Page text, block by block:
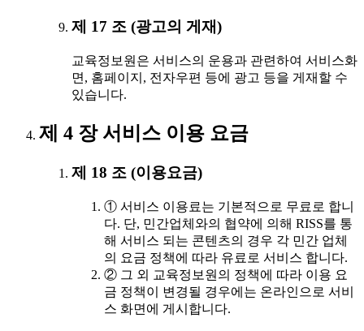
제 17 조 (광고의 게재)
교육정보원은 서비스의 운용과 관련하여 서비스화
면, 홈페이지, 전자우편 등에 광고 등을 게재할 수
있습니다.
제 4 장 서비스 이용 요금
제 18 조 (이용요금)
① 서비스 이용료는 기본적으로 무료로 합니
다. 단, 민간업체와의 협약에 의해 RISS를 통
해 서비스 되는 콘텐츠의 경우 각 민간 업체
의 요금 정책에 따라 유료로 서비스 합니다.
② 그 외 교육정보원의 정책에 따라 이용 요
금 정책이 변경될 경우에는 온라인으로 서비
스 화면에 게시합니다.